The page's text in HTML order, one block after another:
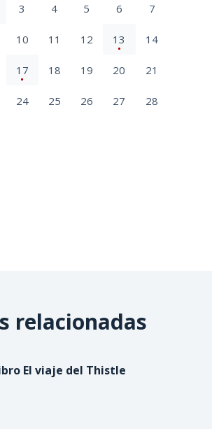
3 4 5 6 7
10 11 12 13 14
17 18 19 20 21
24 25 26 27 28
relacionadas
El viaje del Thistle